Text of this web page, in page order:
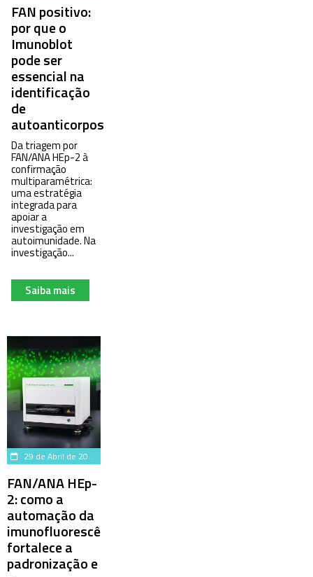
FAN positivo:
por que o
Imunoblot
pode ser
essencial na
identificação
de
autoanticorpos?
Da triagem por
FAN/ANA HEp-2 à
confirmação
multiparamétrica:
uma estratégia
integrada para
apoiar a
investigação em
autoimunidade. Na
investigação...
Saiba mais
29 de Abril de 2026
FAN/ANA HEp-
2: como a
automação da
imunofluorescência
fortalece a
padronização e